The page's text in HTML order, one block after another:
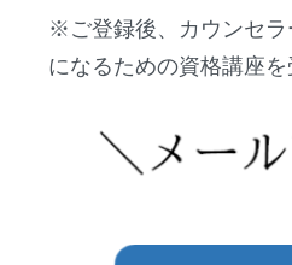
※ご登録後、カウンセラ
になるための資格講座を